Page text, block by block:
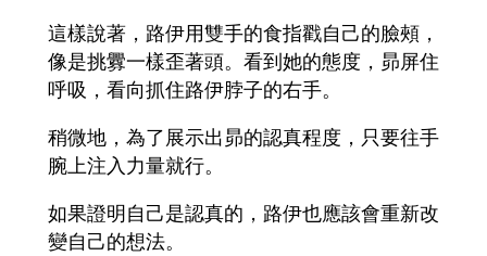
這樣說著，路伊用雙手的食指戳自己的臉頰，
像是挑釁一樣歪著頭。看到她的態度，昴屏住
呼吸，看向抓住路伊脖子的右手。
稍微地，為了展示出昴的認真程度，只要往手
腕上注入力量就行。
如果證明自己是認真的，路伊也應該會重新改
變自己的想法。